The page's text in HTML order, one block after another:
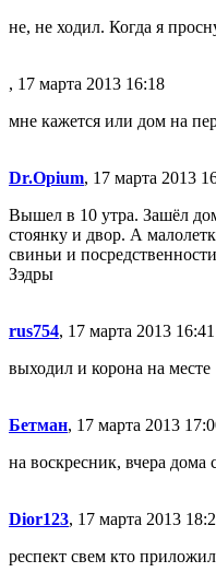
не, не ходил. Когда я
, 17 марта 2013 16:18
мне кажется или дом на
Dr.Opium, 17 марта 2013
Вышел в 10 утра. Зашёл
стоянку и двор. А
свиньи и
Зэдры
rus754, 17 марта 2013 16:41
выходил и корона на месте
Бетман, 17 марта 2013
на воскресник, вчера дома
Dior123, 17 марта 2013
респект свем кто